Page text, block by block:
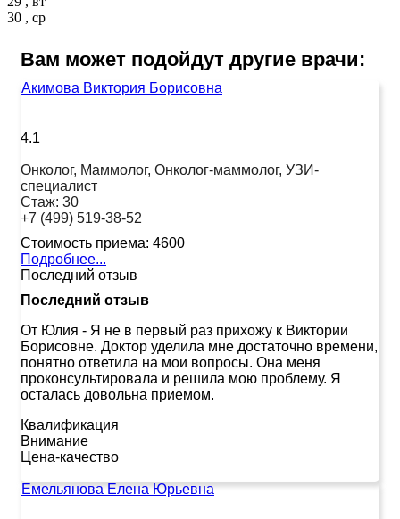
30 , ср
Вам может подойдут другие врачи:
Акимова Виктория Борисовна
4.1
Онколог, Маммолог, Онколог-маммолог, УЗИ-
специалист
Стаж: 30
+7 (499) 519-38-52
Стоимость приема: 4600
Подробнее...
Последний отзыв
Последний отзыв
От Юлия - Я не в первый раз прихожу к Виктории
Борисовне. Доктор уделила мне достаточно времени,
понятно ответила на мои вопросы. Она меня
проконсультировала и решила мою проблему. Я
осталась довольна приемом.
Квалификация
Внимание
Цена-качество
Емельянова Елена Юрьевна